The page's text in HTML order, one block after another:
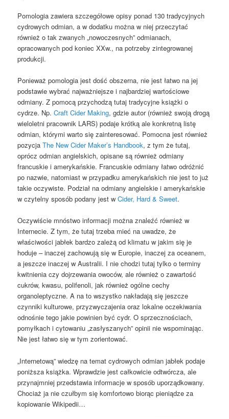
Pomologia zawiera szczegółowe opisy ponad 130 tradycyjnych
cydrowych odmian, a w dodatku można w niej przeczytać
również o tak zwanych „nowoczesnych” odmianach,
opracowanych pod koniec XXw., na potrzeby zintegrowanej
produkcji.
Ponieważ pomologia jest dość obszerna, nie jest łatwo na jej
podstawie wybrać najważniejsze i najbardziej wartościowe
odmiany. Z pomocą przychodzą tutaj tradycyjne książki o
cydrze. Np.Craft Cider Making, gdzie autor (również swoją drogą
wieloletni pracownik LARS) podaje krótką ale konkretną listę
odmian, którymi warto się zainteresować. Pomocna jest również
pozycjaThe New Cider Maker’s Handbook, z tym że tutaj,
oprócz odmian angielskich, opisane są również odmiany
francuskie i amerykańskie. Francuskie odmiany łatwo odróżnić
po nazwie, natomiast w przypadku amerykańskich nie jest to już
takie oczywiste. Podział na odmiany angielskie i amerykańskie
w czytelny sposób podany jest wCider, Hard & Sweet.
Oczywiście mnóstwo informacji można znaleźć również w
Internecie. Z tym, że tutaj trzeba mieć na uwadze, że
właściwości jabłek bardzo zależą od klimatu w jakim się je
hoduje – inaczej zachowują się w Europie, inaczej za oceanem,
a jeszcze inaczej w Australii. I nie chodzi tutaj tylko o terminy
kwitnienia czy dojrzewania owoców, ale również o zawartość
cukrów, kwasu, polifenoli, jak również ogólne cechy
organoleptyczne. A na to wszystko nakładają się jeszcze
czynniki kulturowe, przyzwyczajenia oraz lokalne oczekiwania
odnośnie tego jakie powinien być cydr. O sprzecznościach,
pomyłkach i cytowaniu „zasłyszanych” opinii nie wspominając.
Nie jest łatwo się w tym zorientować.
„Internetową” wiedzę na temat cydrowych odmian jabłek podaje
poniższa książka. Wprawdzie jest całkowicie odtwórcza, ale
przynajmniej przedstawia informacje w sposób uporządkowany.
Chociaż ja nie czułbym się komfortowo biorąc pieniądze za
kopiowanie Wikipedii…